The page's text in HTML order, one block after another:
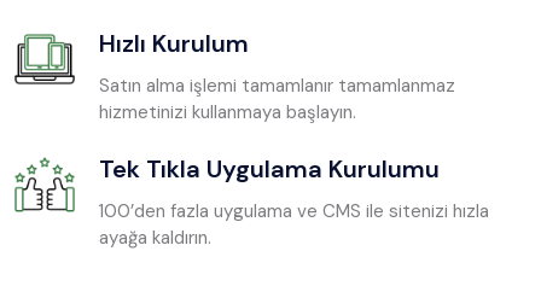
Hızlı Kurulum
Satın alma işlemi tamamlanır tamamlanmaz
hizmetinizi kullanmaya başlayın.
Tek Tıkla Uygulama Kurulumu
100’den fazla uygulama ve CMS ile sitenizi hızla
ayağa kaldırın.